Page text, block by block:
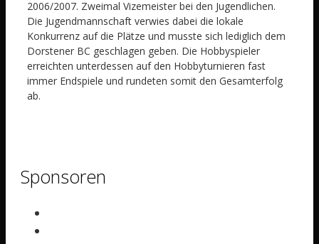
2006/2007. Zweimal Vizemeister bei den Jugendlichen.
Die Jugendmannschaft verwies dabei die lokale
Konkurrenz auf die Plätze und musste sich lediglich dem
Dorstener BC geschlagen geben. Die Hobbyspieler
erreichten unterdessen auf den Hobbyturnieren fast
immer Endspiele und rundeten somit den Gesamterfolg
ab.
Sponsoren